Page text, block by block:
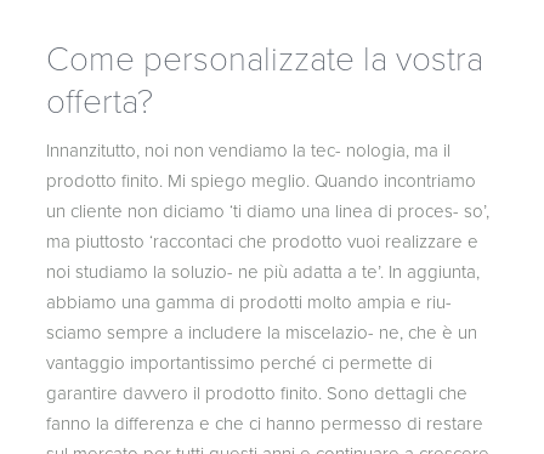
Come personalizzate la vostra
offerta?
Innanzitutto, noi non vendiamo la tec- nologia, ma il
prodotto finito. Mi spiego meglio. Quando incontriamo
un cliente non diciamo ‘ti diamo una linea di proces- so’,
ma piuttosto ‘raccontaci che prodotto vuoi realizzare e
noi studiamo la soluzio- ne più adatta a te’. In aggiunta,
abbiamo una gamma di prodotti molto ampia e riu-
sciamo sempre a includere la miscelazio- ne, che è un
vantaggio importantissimo perché ci permette di
garantire davvero il prodotto finito. Sono dettagli che
fanno la differenza e che ci hanno permesso di restare